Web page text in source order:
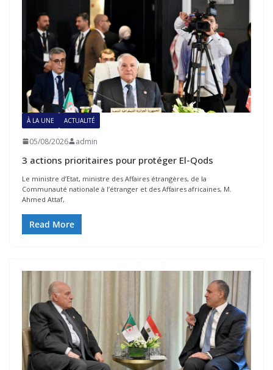
À LA UNE ACTUALITÉ
05/08/2026 admin
3 actions prioritaires pour protéger El-Qods
Le ministre d’Etat, ministre des Affaires étrangères, de la
Communauté nationale à l’étranger et des Affaires africaines, M.
Ahmed Attaf,
Read More